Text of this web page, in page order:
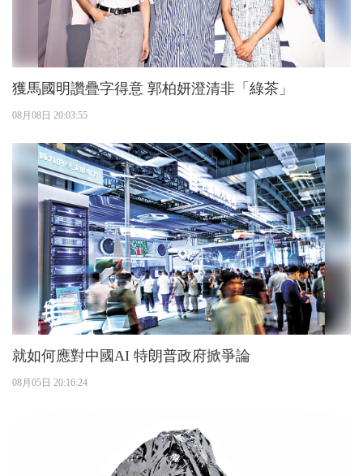
獲馬國明讚疊字得意 郭柏妍澄清非「綠茶」
08月08日 20:03:55
就如何應對中國AI 特朗普政府掀爭論
08月05日 20:16:24